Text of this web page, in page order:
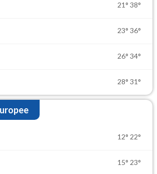
21° 38°
23° 36°
26° 34°
28° 31°
12° 22°
15° 23°